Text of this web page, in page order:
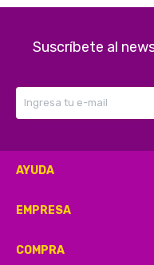
Suscríbete al
AYUDA
EMPRESA
COMPRA
Papelería